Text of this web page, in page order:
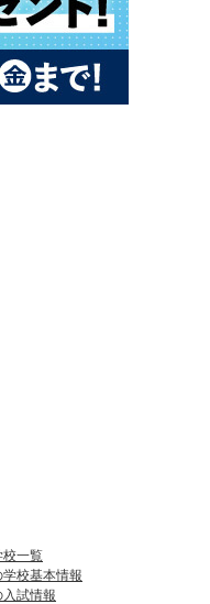
校一覧
学校基本情報
入試情報